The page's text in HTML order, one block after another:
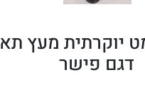
יוקרתית מעץ
דגם פישר